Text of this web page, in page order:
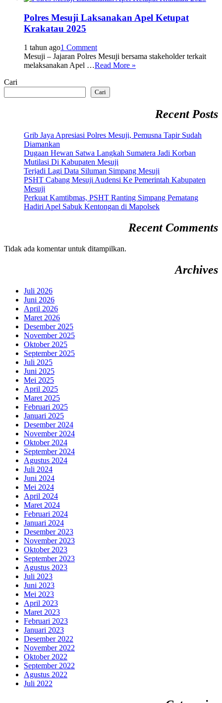
Polres Mesuji Laksanakan Apel Ketupat
Krakatau 2025
1 tahun ago1 Comment
Mesuji – Jajaran Polres Mesuji bersama stakeholder terkait
melaksanakan Apel …Read More »
Cari
Cari
Recent Posts
Grib Jaya Apresiasi Polres Mesuji, Pemusna Tapir Sudah
Diamankan
Dugaan Hewan Satwa Langkah Sumatera Jadi Korban
Mutilasi Di Kabupaten Mesuji
Terjadi Lagi Data Siluman Simpang Mesuji
PSHT Cabang Mesuji Audensi Ke Pemerintah Kabupaten
Mesuji
Perkuat Kamtibmas, PSHT Ranting Simpang Pematang
Hadiri Apel Sabuk Kentongan di Mapolsek
Recent Comments
Tidak ada komentar untuk ditampilkan.
Archives
Juli 2026
Juni 2026
April 2026
Maret 2026
Desember 2025
November 2025
Oktober 2025
September 2025
Juli 2025
Juni 2025
Mei 2025
April 2025
Maret 2025
Februari 2025
Januari 2025
Desember 2024
November 2024
Oktober 2024
September 2024
Agustus 2024
Juli 2024
Juni 2024
Mei 2024
April 2024
Maret 2024
Februari 2024
Januari 2024
Desember 2023
November 2023
Oktober 2023
September 2023
Agustus 2023
Juli 2023
Juni 2023
Mei 2023
April 2023
Maret 2023
Februari 2023
Januari 2023
Desember 2022
November 2022
Oktober 2022
September 2022
Agustus 2022
Juli 2022